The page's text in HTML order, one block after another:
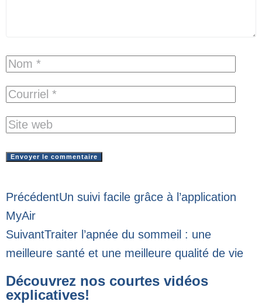
PrécédentUn suivi facile grâce à l’application
MyAir
SuivantTraiter l’apnée du sommeil : une
meilleure santé et une meilleure qualité de vie
Découvrez nos courtes vidéos
explicatives!